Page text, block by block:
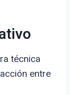
técnica
entre